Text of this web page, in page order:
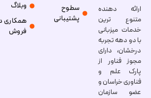
ارائه دهنده
متنوع ترین
خدمات میزبانی
با دو دهه تجربه
درخشان، دارای
مجوز فناور از
پارک علم و
فناوری خراسان و
عضو سازمان
سطوح
پشتیبانی
وبلاگ
همکاری
فروش